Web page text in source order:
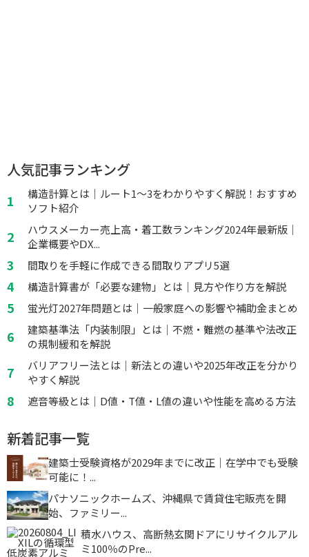
人気記事ランキング
構造計算とは｜ルート1～3をわかりやすく解説！おすすめ
ソフト紹介
ハウスメーカー売上高・着工数ランキング2024年最新版｜
企業概要やⅮX...
間取りを手軽に作成できる間取りアプリ5選
構造計算書が「必要な建物」とは｜見方や作り方を解説
蛍光灯2027年問題とは｜一般家庭への影響や補助金まとめ
建築基準法「内装制限」とは｜不燃・難燃の基準や法改正
の規制緩和を解説
バリアフリー法とは｜新法との違いや2025年改正を分かり
やすく解説
遮音等級とは｜D値・T値・L値の違いや性能を高める方法
新着記事一覧
建築士受験資格が2029年までに改正｜在学中でも受験
可能に！...
パナソニックホームズ、沖縄県で賃貸住宅販売を開
始、ファミリー...
積水ハウス、高断熱玄関ドアにリサイクルアル
ミ100％のPre...